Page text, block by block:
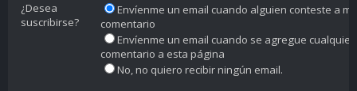
¿Desea
suscribirse?
Envíenme un email cuando alguien conteste a mi
comentario
Envíenme un email cuando se agregue cualquier
comentario a esta página
No, no quiero recibir ningún email.